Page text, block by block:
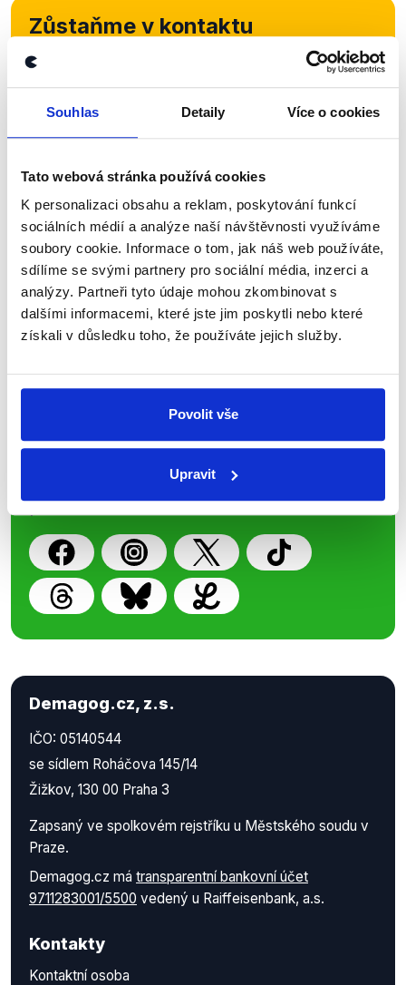
Souhlas Detaily Více o cookies
Tato webová stránka používá cookies
K personalizaci obsahu a reklam, poskytování funkcí
sociálních médií a analýze naší návštěvnosti využíváme
soubory cookie. Informace o tom, jak náš web používáte,
sdílíme se svými partnery pro sociální média, inzerci a
analýzy. Partneři tyto údaje mohou zkombinovat s
dalšími informacemi, které jste jim poskytli nebo které
získali v důsledku toho, že používáte jejich služby.
Povolit vše
Upravit
Zůstaňme v kontaktu
Přihlaste se k odběru našeho
kanálu, kde pravidelně přinášíme
Začněte nás odebírat, a mějte tak
přehled o tom, jaké dezinformace a
nepravdy se zrovna v Česku šíří.
Newsletter WhatsApp
Sociální sítě
Nenechte si ujít nejnovější události
z Demagog.cz. Sdílením našich
příspěvků přátelům podpoříte naši
práci.
Demagog.cz, z.s.
IČO: 05140544
se sídlem Roháčova 145/14
Žižkov, 130 00 Praha 3
Zapsaný ve spolkovém rejstříku u Městského soudu v
Praze.
Demagog.cz má transparentní bankovní účet
9711283001/5500 vedený u Raiffeisenbank, a.s.
Kontakty
Kontaktní osoba